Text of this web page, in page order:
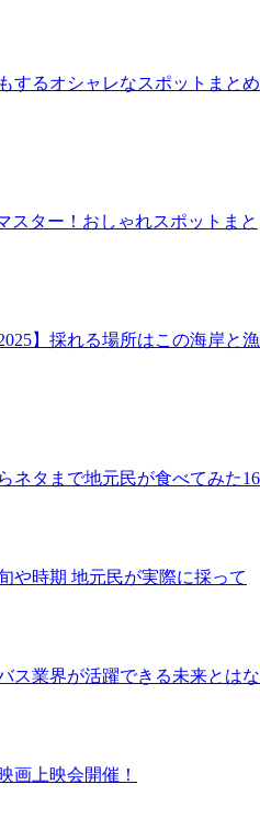
するオシャレなスポットまとめ
スター！おしゃれスポットまと
】採れる場所はこの海岸と漁
ネタまで地元民が食べてみた16
や時期 地元民が実際に採って
ス業界が活躍できる未来とはな
画上映会開催！